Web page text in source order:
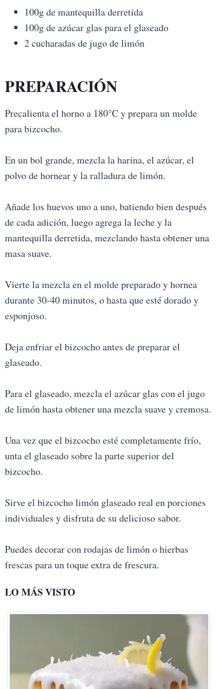
100g de mantequilla derretida
100g de azúcar glas para el glaseado
2 cucharadas de jugo de limón
PREPARACIÓN
Precalienta el horno a 180°C y prepara un molde
para bizcocho.
En un bol grande, mezcla la harina, el azúcar, el
polvo de hornear y la ralladura de limón.
Añade los huevos uno a uno, batiendo bien después
de cada adición, luego agrega la leche y la
mantequilla derretida, mezclando hasta obtener una
masa suave.
Vierte la mezcla en el molde preparado y hornea
durante 30-40 minutos, o hasta que esté dorado y
esponjoso.
Deja enfriar el bizcocho antes de preparar el
glaseado.
Para el glaseado, mezcla el azúcar glas con el jugo
de limón hasta obtener una mezcla suave y cremosa.
Una vez que el bizcocho esté completamente frío,
unta el glaseado sobre la parte superior del
bizcocho.
Sirve el bizcocho limón glaseado real en porciones
individuales y disfruta de su delicioso sabor.
Puedes decorar con rodajas de limón o hierbas
frescas para un toque extra de frescura.
LO MÁS VISTO